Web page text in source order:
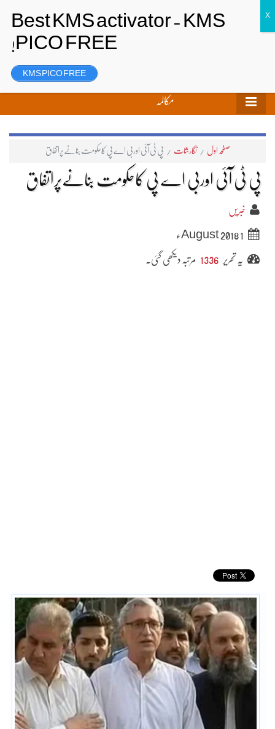
رجسٹر
مکالمہ
صفحہ اول / نگارشات / پی ٹی آئی اوربی اے پی کاحکومت بنانےپراتفاق
پی ٹی آئی اوربی اے پی کاحکومت بنانےپراتفاق
خبریں
1 August 2018ء
یہ تحریر 1336 مرتبہ دیکھی گئی۔
KMS PICO FREE